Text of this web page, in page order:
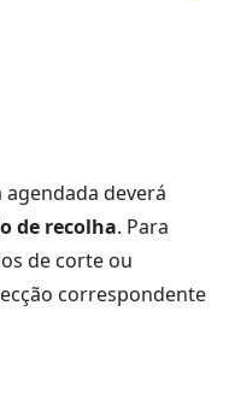
agendada deverá
de recolha. Para
de corte ou
correspondente